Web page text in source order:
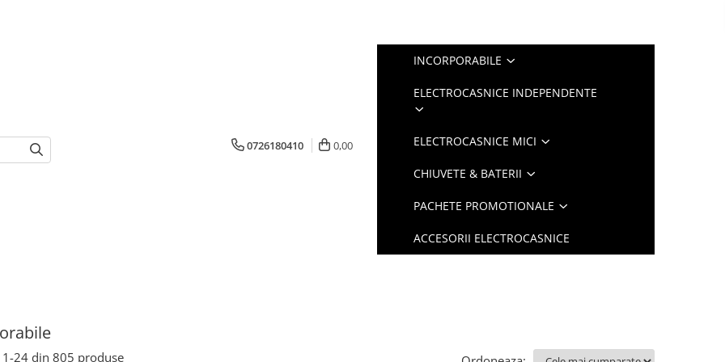
0726180410 0,00
INCORPORABILE
ELECTROCASNICE INDEPENDENTE
ELECTROCASNICE MICI
CHIUVETE & BATERII
PACHETE PROMOTIONALE
ACCESORII ELECTROCASNICE
1-24 din 805 produse